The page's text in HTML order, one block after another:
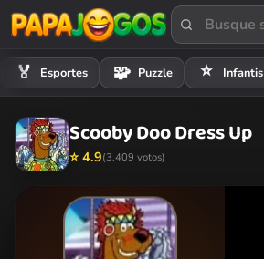
🏅 Esportes 🧩 Puzzle ⭐ Infantis
Scooby Doo Dress Up
⭐ 4.9(3.409 votos)